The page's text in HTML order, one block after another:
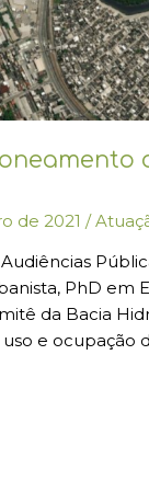
de 2021/
PhD em
da Bacia
e ocupação